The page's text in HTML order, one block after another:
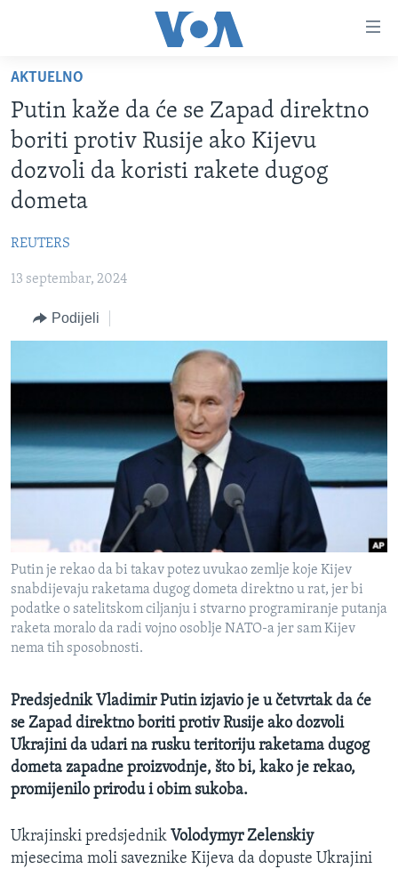
glavni
sadržaj
Pređi
na
glavnu
navigaciju
na
TV PROGRAM
FOTOGRAFIJE DANA
VIJESTI
SVIJET
KORUPCIJA
SLOBODA MEDIJA
IZBJEGLIČKA STRANA
MAGAZIN
O GLASU AMERIKE
Learning English
PRATITE NAS
Jezici
AKTUELNO
Putin kaže da će se Zapad direktno
boriti protiv Rusije ako Kijevu
dozvoli da koristi rakete dugog
dometa
REUTERS
13 septembar, 2024
Podijeli
Putin je rekao da bi takav potez uvukao zemlje koje Kijev
snabdijevaju raketama dugog dometa direktno u rat, jer bi
podatke o satelitskom ciljanju i stvarno programiranje putanja
raketa moralo da radi vojno osoblje NATO-a jer sam Kijev
nema tih sposobnosti.
Predsjednik Vladimir Putin izjavio je u četvrtak da će
se Zapad direktno boriti protiv Rusije ako dozvoli
Ukrajini da udari na rusku teritoriju raketama dugog
dometa zapadne proizvodnje, što bi, kako je rekao,
promijenilo prirodu i obim sukoba.
Ukrajinski predsjednik Volodymyr Zelenskiy
mjesecima moli saveznike Kijeva da dopuste Ukrajini